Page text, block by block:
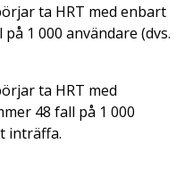
ta HRT med enbart
1 000 användare (dvs.
ta HRT med
48 fall på 1 000
inträffa.